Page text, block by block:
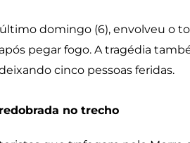
domingo (6), envolveu o
pegar fogo. A tragédia
cinco pessoas feridas.
no trecho